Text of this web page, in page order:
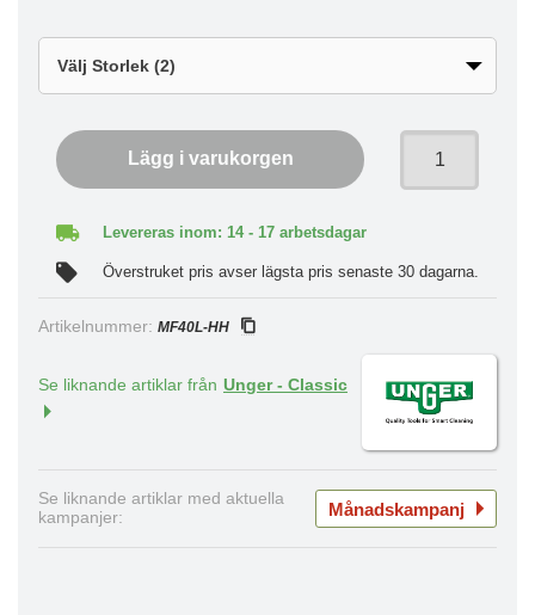
Lägg i varukorgen
Levereras inom: 14 - 17 arbetsdagar
Överstruket pris avser lägsta pris senaste 30 dagarna.
Artikelnummer: MF40L-HH
Se liknande artiklar från Unger - Classic
Se liknande artiklar med aktuella
kampanjer:
Månadskampanj